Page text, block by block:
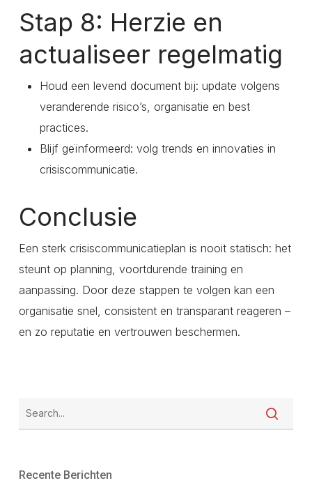
Stap 8: Herzie en
actualiseer regelmatig
Houd een levend document bij: update volgens
veranderende risico’s, organisatie en best
practices.
Blijf geïnformeerd: volg trends en innovaties in
crisiscommunicatie.
Conclusie
Een sterk crisiscommunicatieplan is nooit statisch: het
steunt op planning, voortdurende training en
aanpassing. Door deze stappen te volgen kan een
organisatie snel, consistent en transparant reageren –
en zo reputatie en vertrouwen beschermen.
Recente Berichten